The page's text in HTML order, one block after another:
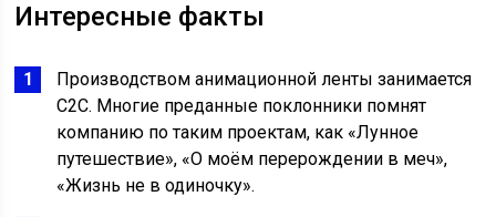
Интересные факты
Производством анимационной ленты занимается
С2С. Многие преданные поклонники помнят
компанию по таким проектам, как «Лунное
путешествие», «О моём перерождении в меч»,
«Жизнь не в одиночку».